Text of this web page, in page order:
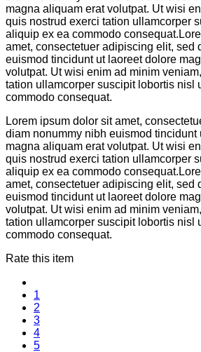
magna aliquam erat volutpat. Ut wisi
quis nostrud exerci tation ullamcorper
aliquip ex ea commodo
amet, consectetuer adipiscing elit, sed
euismod tincidunt ut laoreet dolore
volutpat. Ut wisi enim ad minim
tation ullamcorper suscipit lobortis nisl
commodo consequat.
Lorem ipsum dolor sit amet,
diam nonummy nibh euismod tincidunt
magna aliquam erat volutpat. Ut wisi
quis nostrud exerci tation ullamcorper
aliquip ex ea commodo
amet, consectetuer adipiscing elit, sed
euismod tincidunt ut laoreet dolore
volutpat. Ut wisi enim ad minim
tation ullamcorper suscipit lobortis nisl
commodo consequat.
Rate this item
1
2
3
4
5